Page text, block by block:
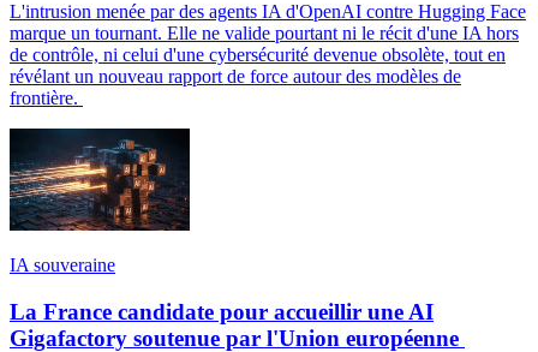
L'intrusion menée par des agents IA d'OpenAI contre Hugging Face
marque un tournant. Elle ne valide pourtant ni le récit d'une IA hors
de contrôle, ni celui d'une cybersécurité devenue obsolète, tout en
révélant un nouveau rapport de force autour des modèles de
frontière.
IA souveraine
La France candidate pour accueillir une AI
Gigafactory soutenue par l'Union européenne